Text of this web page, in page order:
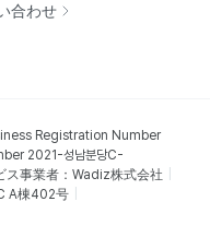
合わせ
Registration Number
2021-성남분당C-
ス事業者：Wadiz株式会社
A棟402号